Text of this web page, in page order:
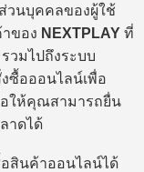
วนบุคคลของผู้ใช้
ของ NEXTPLAY ที่
วมไปถึงระบบ
ซื้อออนไลน์เพื่อ
อให้คุณสามารถยื่น
าดได้
สินค้าออนไลน์ได้